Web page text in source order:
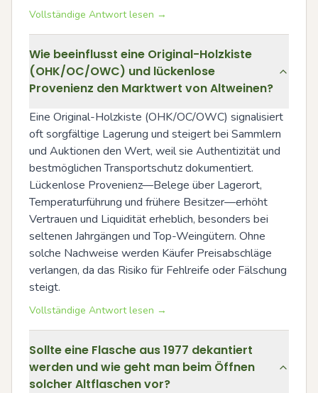
Vollständige Antwort lesen →
Wie beeinflusst eine Original-Holzkiste
(OHK/OC/OWC) und lückenlose
Provenienz den Marktwert von Altweinen?
Eine Original-Holzkiste (OHK/OC/OWC) signalisiert
oft sorgfältige Lagerung und steigert bei Sammlern
und Auktionen den Wert, weil sie Authentizität und
bestmöglichen Transportschutz dokumentiert.
Lückenlose Provenienz—Belege über Lagerort,
Temperaturführung und frühere Besitzer—erhöht
Vertrauen und Liquidität erheblich, besonders bei
seltenen Jahrgängen und Top-Weingütern. Ohne
solche Nachweise werden Käufer Preisabschläge
verlangen, da das Risiko für Fehlreife oder Fälschung
steigt.
Vollständige Antwort lesen →
Sollte eine Flasche aus 1977 dekantiert
werden und wie geht man beim Öffnen
solcher Altflaschen vor?